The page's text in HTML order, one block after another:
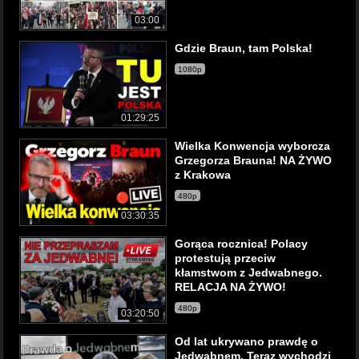
03:00
01:29:25
Gdzie Braun, tam Polska!
1080p
03:30:35
Wielka Konwencja wyborcza
Grzegorza Brauna! NA ŻYWO
z Krakowa
480p
03:20:50
Gorąca rocznica! Polacy
protestują przeciw
kłamstwom z Jedwabnego.
RELACJA NA ŻYWO!
480p
Od lat ukrywano prawdę o
Jedwabnem. Teraz wychodzi